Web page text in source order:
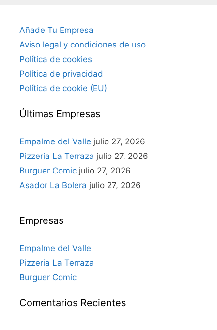
Añade Tu Empresa
Aviso legal y condiciones de uso
Política de cookies
Política de privacidad
Política de cookie (EU)
Últimas Empresas
Empalme del Valle julio 27, 2026
Pizzeria La Terraza julio 27, 2026
Burguer Comic julio 27, 2026
Asador La Bolera julio 27, 2026
Empresas
Empalme del Valle
Pizzeria La Terraza
Burguer Comic
Comentarios Recientes